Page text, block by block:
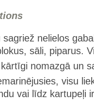
sagriež nelielos
sāli, piparus.
nomazgā un
visu
vai līdz kartupeļi